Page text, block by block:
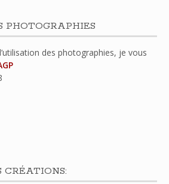
PHOTOGRAPHIES
des photographies, je vous
CRÉATIONS: